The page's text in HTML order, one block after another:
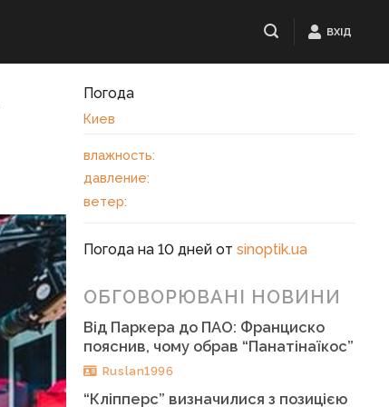
ВХІД
Погода
Киев
влажность:
давление:
ветер:
Погода на 10 дней отsinoptik.ua
ОБГОВОРЮВАНІ НОВИНИ
Від Паркера до ПАО: Франциско
пояснив, чому обрав “Панатінаїкос”
Ruslan1996
“Кліпперс” визначилися з позицією